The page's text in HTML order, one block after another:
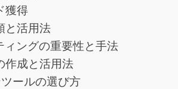
獲得
と活用法
ィングの重要性と手法
作成と活用法
ールの選び方